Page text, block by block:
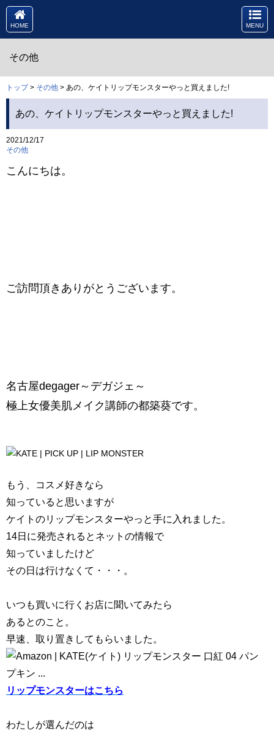
HOME MENU
その他
トップ> その他 > あの、ケイトリップモンスターやっと買えました!
あの、ケイトリップモンスターやっと買えました!
2021/12/17
その他
こんにちは。
ご訪問頂きありがとうございます。
名古屋degager～デガジェ～
極上女優美肌メイク講師の都築葵です。
もう、コスメ好きなら
知っていると思いますが
ケイトのリップモンスターやっと手に入れました。
14日に発売されるとネットの情報で
知っていましたけど
その日は行けなくて・・・。
いつも買いに行くお店に聞いてみたら
あるとのこと。
早速、取り置きしてもらいました。
リップモンスターはこちら
わたしが選んだのは